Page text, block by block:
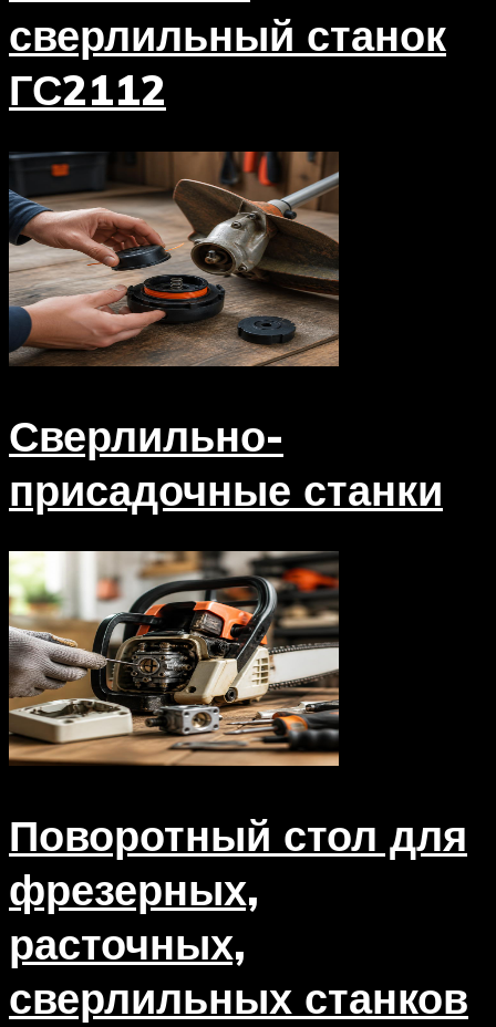
сверлильный станок
ГС2112
Сверлильно-
присадочные станки
Поворотный стол для
фрезерных,
расточных,
сверлильных станков